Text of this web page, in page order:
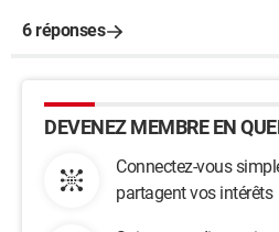
6 réponses
DEVENEZ MEMBRE EN
Connectez-vous
partagent vos intérêts